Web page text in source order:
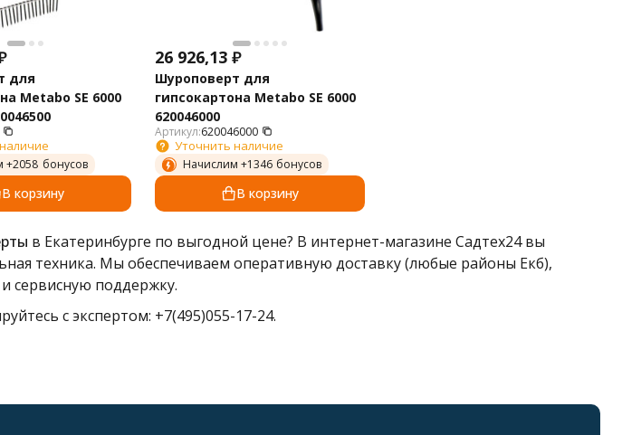
для
Metabo SE 6000
+2058 бонусов
В корзину
26 926,13 ₽
Шуроповерт для
гипсокартона Metabo SE 6000
620046000
Артикул:620046000
Уточнить наличие
Начислим +1346 бонусов
В корзину
в Екатеринбурге по выгодной цене? В интернет-магазине Садтех24 вы
техника. Мы обеспечиваем оперативную доставку (любые районы Екб),
сервисную поддержку.
с экспертом: +7(495)055-17-24.